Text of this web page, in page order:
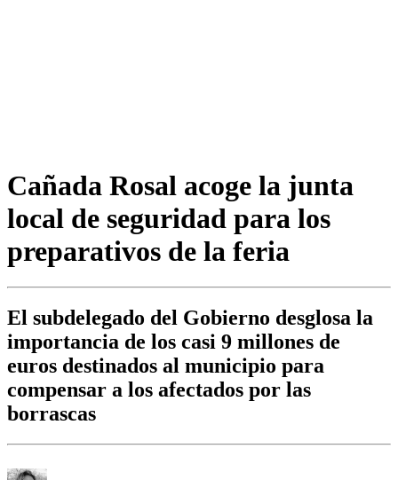
Cañada Rosal acoge la junta
local de seguridad para los
preparativos de la feria
El subdelegado del Gobierno desglosa la
importancia de los casi 9 millones de
euros destinados al municipio para
compensar a los afectados por las
borrascas